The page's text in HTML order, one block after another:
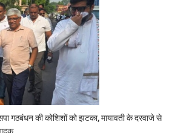
गठबंधन की कोशिशों को झटका, मायावती के दरवाजे से